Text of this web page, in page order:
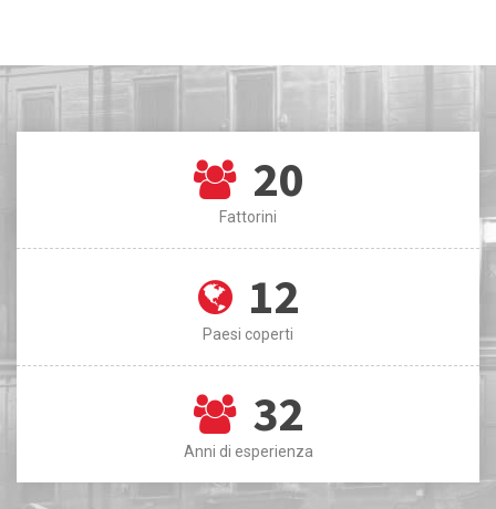
20
Fattorini
12
Paesi coperti
32
Anni di esperienza